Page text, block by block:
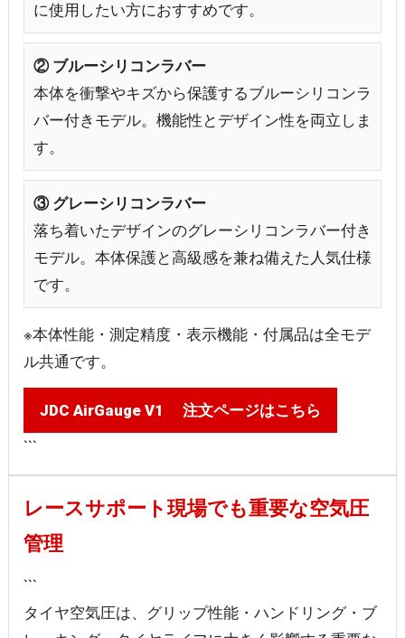
に使用したい方におすすめです。
② ブルーシリコンラバー
本体を衝撃やキズから保護するブルーシリコンラ
バー付きモデル。機能性とデザイン性を両立しま
す。
③ グレーシリコンラバー
落ち着いたデザインのグレーシリコンラバー付き
モデル。本体保護と高級感を兼ね備えた人気仕様
です。
※本体性能・測定精度・表示機能・付属品は全モデ
ル共通です。
JDC AirGauge V1 注文ページはこちら
```
レースサポート現場でも重要な空気圧
管理
```
タイヤ空気圧は、グリップ性能・ハンドリング・ブ